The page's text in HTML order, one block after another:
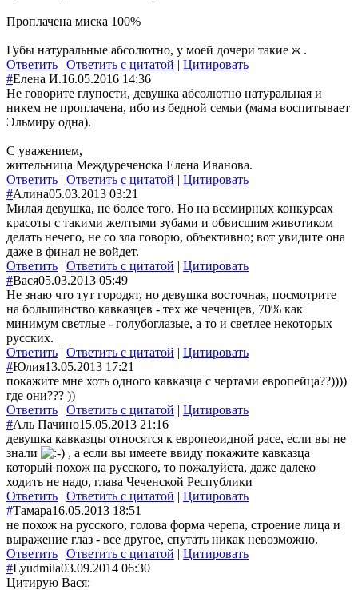
Проплачена миска 100%
Губы натуральные абсолютно, у моей дочери такие ж .
Ответить | Ответить с цитатой | Цитировать
#Елена И.16.05.2016 14:36
Не говорите глупости, девушка абсолютно натуральная и
никем не проплачена, ибо из бедной семьи (мама воспитывает
Эльмиру одна).
С уважением,
жительница Междуреченска Елена Иванова.
Ответить | Ответить с цитатой | Цитировать
#Алина05.03.2013 03:21
Милая девушка, не более того. Но на всемирных конкурсах
красоты с такими желтыми зубами и обвисшим животиком
делать нечего, не со зла говорю, объективно; вот увидите она
даже в финал не войдет.
Ответить | Ответить с цитатой | Цитировать
#Вася05.03.2013 05:49
Не знаю что тут городят, но девушка восточная, посмотрите
на большинство кавказцев - тех же чеченцев, 70% как
минимум светлые - голубоглазые, а то и светлее некоторых
русских.
Ответить | Ответить с цитатой | Цитировать
#Юлия13.05.2013 17:21
покажите мне хоть одного кавказца с чертами европейца??))))
где они??? ))
Ответить | Ответить с цитатой | Цитировать
#Аль Пачино15.05.2013 21:16
девушка кавказцы относятся к европеоидной расе, если вы не
знали
, а если вы имеете ввиду покажите кавказца
который похож на русского, то пожалуйста, даже далеко
ходить не надо, глава Чеченской Республики
Ответить | Ответить с цитатой | Цитировать
#Тамара16.05.2013 18:51
не похож на русского, голова форма черепа, строение лица и
выражение глаз - все другое, спутать никак невозможно.
Ответить | Ответить с цитатой | Цитировать
#Lyudmila03.09.2014 06:30
Цитирую Вася: